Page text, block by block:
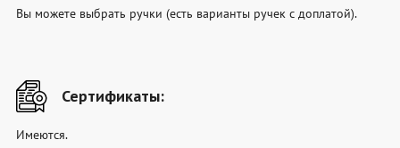
Вы можете выбрать ручки (есть варианты ручек с доплатой).
Сертификаты:
Имеются.